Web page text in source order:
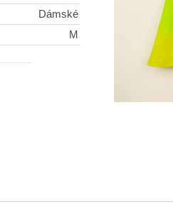
Dámské
M